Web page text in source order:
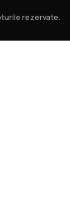
rezervate.